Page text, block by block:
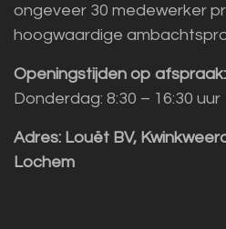
ongeveer 30 medewerker
hoogwaardige
Openingstijden op afspraak:
Donderdag: 8:30 – 16:30 uur
Adres: Louët BV,
Lochem